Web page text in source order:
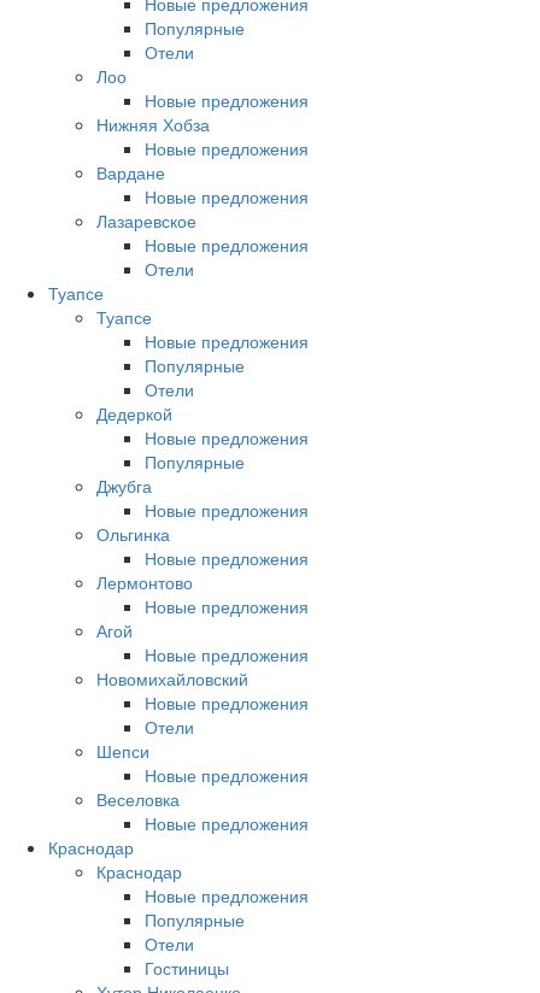
Популярные
Отели
Лоо
Новые предложения
Нижняя Хобза
Новые предложения
Вардане
Новые предложения
Лазаревское
Новые предложения
Отели
Туапсе
Туапсе
Новые предложения
Популярные
Отели
Дедеркой
Новые предложения
Популярные
Джубга
Новые предложения
Ольгинка
Новые предложения
Лермонтово
Новые предложения
Агой
Новые предложения
Новомихайловский
Новые предложения
Отели
Шепси
Новые предложения
Веселовка
Новые предложения
Краснодар
Краснодар
Новые предложения
Популярные
Отели
Гостиницы